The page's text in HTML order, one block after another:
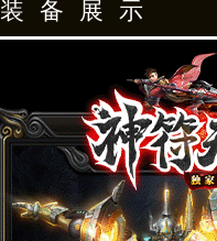
装 备 展 示